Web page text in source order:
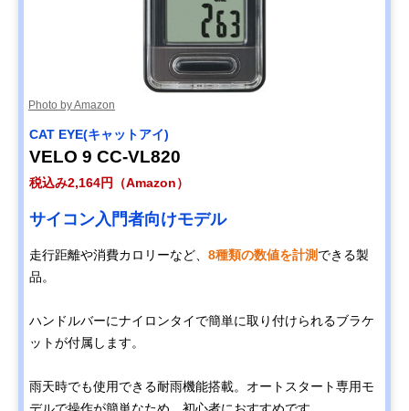
Photo by Amazon
CAT EYE(キャットアイ)
VELO 9 CC-VL820
税込み2,164円（Amazon）
サイコン入門者向けモデル
走行距離や消費カロリーなど、 8種類の数値を計測できる製
品。
ハンドルバーにナイロンタイで簡単に取り付けられるブラケ
ットが付属します。
雨天時でも使用できる耐雨機能搭載。オートスタート専用モ
デルで操作が簡単なため、初心者におすすめです。